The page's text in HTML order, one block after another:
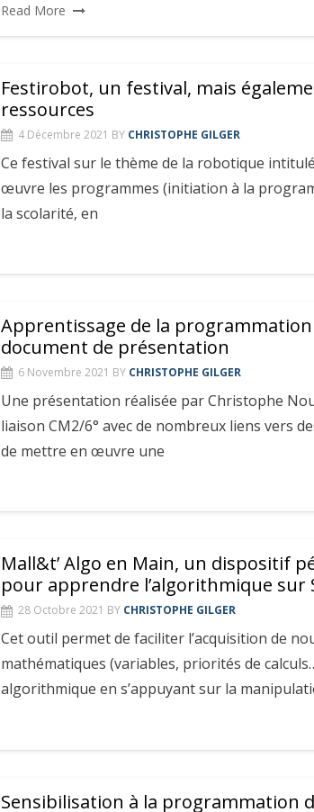
Read More
Festirobot, un festival, mais
ressources
4 Décembre 2021 BY CHRISTOPHE GILGER
Ce festival sur le thème de la robotique intitulé
œuvre les programmes (initiation à la
la scolarité, en
Apprentissage de la programmation
document de présentation
6 Novembre 2021 BY CHRISTOPHE GILGER
Une présentation réalisée par Christophe
liaison CM2/6° avec de nombreux liens vers
de mettre en œuvre une
Mall&t’ Algo en Main, un dispositif
pour apprendre l’algorithmique sur
28 Octobre 2021 BY CHRISTOPHE GILGER
Cet outil permet de faciliter l’acquisition de
mathématiques (variables, priorités de
algorithmique en s’appuyant sur la
Sensibilisation à la programmation